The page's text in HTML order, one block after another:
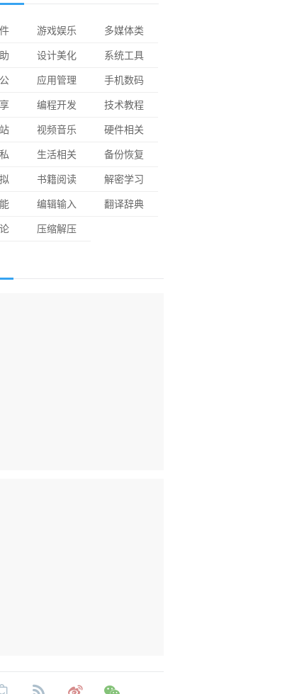
游戏娱乐
多媒体类
设计美化
系统工具
应用管理
手机数码
编程开发
技术教程
视频音乐
硬件相关
生活相关
备份恢复
书籍阅读
解密学习
编辑输入
翻译辞典
压缩解压